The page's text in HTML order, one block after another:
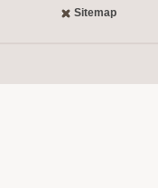
Sitemap